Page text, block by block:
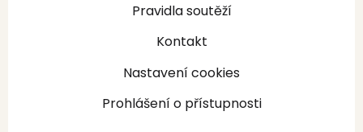
Pravidla soutěží
Kontakt
Nastavení cookies
Prohlášení o přístupnosti